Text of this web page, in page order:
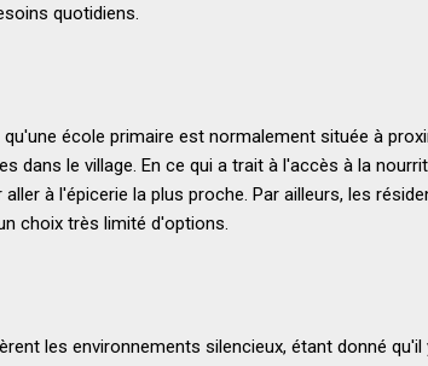
quotidiens.
école primaire est normalement située à
dans le village. En ce qui a trait à l'accès à la
à l'épicerie la plus proche. Par ailleurs, les
choix très limité d'options.
les environnements silencieux, étant donné qu'il